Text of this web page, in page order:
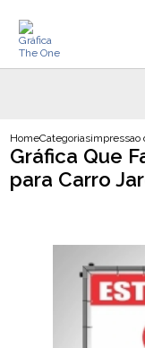
HomeCategoriasimpressao
Gráfica Que
para Carro